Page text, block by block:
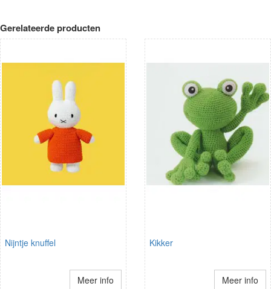
Gerelateerde producten
Nijntje knuffel
Meer info
Kikker
Meer info